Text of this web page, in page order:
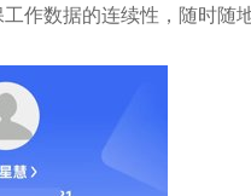
作数据的连续性，随时随